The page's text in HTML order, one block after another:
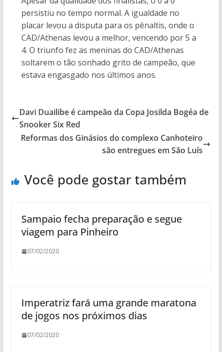
persistiu no tempo normal. A igualdade no
placar levou a disputa para os pênaltis, onde o
CAD/Athenas levou a melhor, vencendo por 5 a
4. O triunfo fez as meninas do CAD/Athenas
soltarem o tão sonhado grito de campeão, que
estava engasgado nos últimos anos.
Davi Duailibe é campeão da Copa Josilda Bogéa de
Snooker Six Red
Reformas dos Ginásios do complexo Canhoteiro
são entregues em São Luís
Você pode gostar também
Sampaio fecha preparação e segue
viagem para Pinheiro
07/02/2020
Imperatriz fará uma grande maratona
de jogos nos próximos dias
07/02/2020